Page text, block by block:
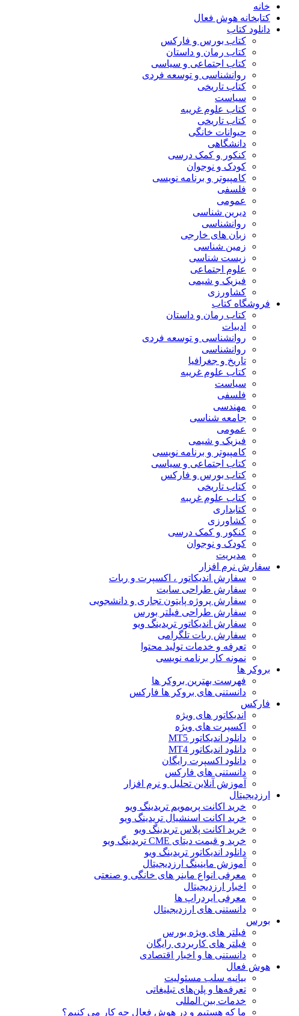
خانه
کتابخانه هوش فعال
دانلود کتاب
کتاب بورس و فارکس
کتاب رمان و داستان
کتاب اجتماعی و سیاسی
روانشناسی و توسعه فردی
کتاب تاریخی
سیاست
کتاب علوم غریبه
کتاب تاریخی
حیوانات خانگی
دانشگاهی
کنکور و کمک‌ درسی
کودک و نوجوان
کامپیوتر و برنامه نویسی
فلسفی
عمومی
دیرین شناسی
روانشناسی
زبان های خارجی
زمین شناسی
زیست شناسی
علوم اجتماعی
فیزیک و شیمی
کشاورزی
فروشگاه کتاب
کتاب رمان و داستان
ادبیات
روانشناسی و توسعه فردی
روانشناسی
تاریخ و جغرافیا
کتاب علوم غریبه
سیاست
فلسفی
مهندسی
جامعه شناسی
عمومی
فیزیک و شیمی
کامپیوتر و برنامه نویسی
کتاب اجتماعی و سیاسی
کتاب بورس و فارکس
کتاب تاریخی
کتاب علوم غریبه
کتابداری
کشاورزی
کنکور و کمک‌ درسی
کودک و نوجوان
مدیریت
سفارش نرم افزار
سفارش اندیکاتور ، اکسپرت و ربات
سفارش طراحی سایت
سفارش پروژه پایتون تجاری و دانشجویی
سفارش طراحی فیلتر بورس
سفارش اندیکاتور تریدینگ ویو
سفارش ربات تلگرامی
تعرفه و خدمات تولید محتوا
نمونه کار برنامه نویسی
بروکر ها
فهرست بهترین بروکر ها
دانستنی های بروکر ها فارکس
فارکس
اندیکاتور های ویژه
اکسپرت های ویژه
دانلود اندیکاتور MT5
دانلود اندیکاتور MT4
دانلود اکسپرت رایگان
دانستنی های فارکس
آموزش آنلاین تحلیل و نرم افزار
ارزدیجیتال
خرید اکانت پریمویم تریدینگ ویو
خرید اکانت اسنشیال تریدینگ ویو
خرید اکانت پلاس تریدینگ ویو
خرید و قیمت دیتای CME تریدینگ ویو
دانلود اندیکاتور تریدینگ ویو
آموزش ماینینگ ارزدیجیتال
معرفی انواع ماینر های خانگی و صنعتی
اخبار ارزدیجیتال
معرفی ایردراپ ها
دانستنی های ارزدیجیتال
بورس
فیلتر های ویژه بورس
فیلتر های کاربردی رایگان
دانستنی ها و اخبار اقتصادی
هوش فعال
بیانیه سلب مسئولیت
تعرفه‌ها و پلن‌های تبلیغاتی
خدمات بین المللی
ما که هستیم و در هوش فعال چه کار می کنیم؟